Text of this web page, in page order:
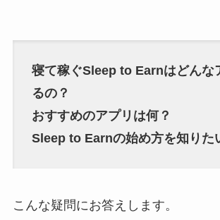
寝て稼ぐSleep to Earnはどんな
るの？
おすすめのアプリは何？
Sleep to Earnの始め方を知りた
こんな疑問にお答えします。